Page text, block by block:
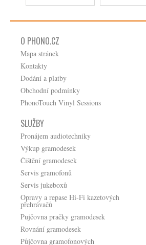
O PHONO.CZ
Mapa stránek
Kontakty
Dodání a platby
Obchodní podmínky
PhonoTouch Vinyl Sessions
SLUŽBY
Pronájem audiotechniky
Výkup gramodesek
Čištění gramodesek
Servis gramofonů
Servis jukeboxů
Opravy a repase Hi-Fi kazetových
přehrávačů
Pujčovna pračky gramodesek
Rovnání gramodesek
Půjčovna gramofonových